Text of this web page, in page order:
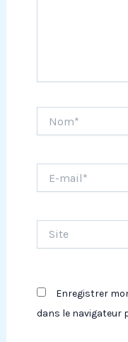
mail*
Enregistrer
dans le navigateur